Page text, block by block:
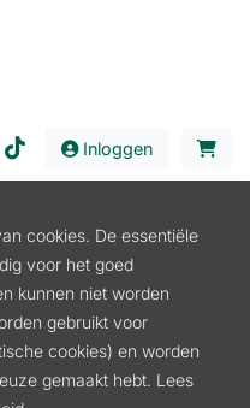
Inloggen
cookies. De essentiële
voor het goed
kunnen niet worden
gebruikt voor
cookies) en worden
gemaakt hebt. Lees